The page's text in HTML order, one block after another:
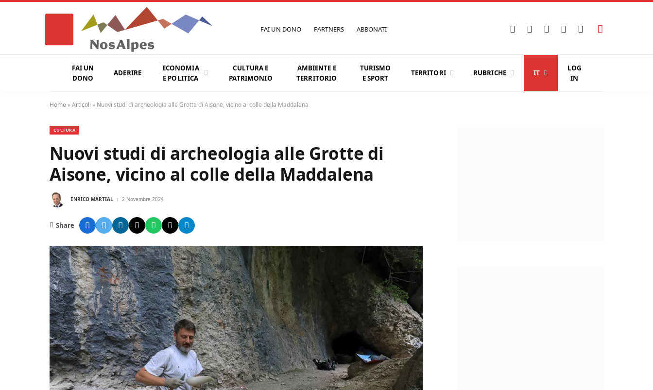
FAI UN DONO PARTNERS ABBONATI Facebook
X
Instagram
YouTubeLinkedIn
FAI UN
DONO
ADERIRE
ECONOMIA
E POLITICA
CULTURA E
PATRIMONIO
AMBIENTE E
TERRITORIO
TURISMO
E SPORT
TERRITORI RUBRICHE IT
LOG
IN
Home »Articoli » Nuovi studi di archeologia alle Grotte di Aisone, vicino al colle della Maddalena
CULTURA
Nuovi studi di archeologia alle Grotte di
Aisone, vicino al colle della Maddalena
ENRICO MARTIAL 2 Novembre 2024
Share